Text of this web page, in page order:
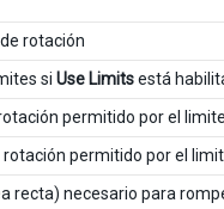
rotación
si Use Limitsestá
permitido por el limite.
permitido por el
recta) necesario para